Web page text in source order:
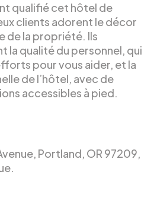
qualifié cet hôtel de
clients adorent le décor
de la propriété. Ils
la qualité du personnel, qui
pour vous aider, et la
de l’hôtel, avec de
accessibles à pied.
Portland, OR 97209,